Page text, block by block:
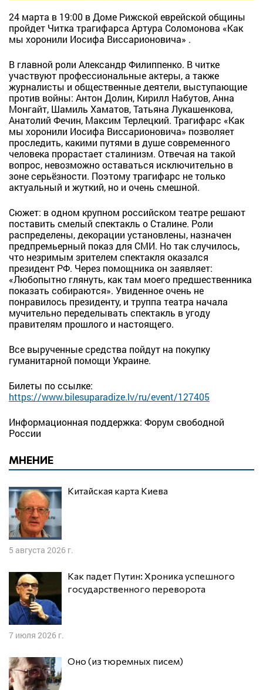
24 марта в 19:00 в Доме Рижской еврейской общины
пройдет Читка трагифарса Артура Соломонова «Как
мы хоронили Иосифа Виссарионовича» .
В главной роли Александр Филиппенко. В читке
участвуют профессиональные актеры, а также
журналисты и общественные деятели, выступающие
против войны: Антон Долин, Кирилл Набутов, Анна
Монгайт, Шамиль Хаматов, Татьяна Лукашенкова,
Анатолий Фечин, Максим Терлецкий. Трагифарс «Как
мы хоронили Иосифа Виссарионовича» позволяет
проследить, какими путями в душе современного
человека прорастает сталинизм. Отвечая на такой
вопрос, невозможно оставаться исключительно в
зоне серьёзности. Поэтому трагифарс не только
актуальный и жуткий, но и очень смешной.
Сюжет: в одном крупном российском театре решают
поставить смелый спектакль о Сталине. Роли
распределены, декорации установлены, назначен
предпремьерный показ для СМИ. Но так случилось,
что незримым зрителем спектакля оказался
президент РФ. Через помощника он заявляет:
«Любопытно глянуть, как там моего предшественника
показать собираются». Увиденное очень не
понравилось президенту, и труппа театра начала
мучительно переделывать спектакль в угоду
правителям прошлого и настоящего.
Все вырученные средства пойдут на покупку
гуманитарной помощи Украине.
Билеты по ссылке:
https://www.bilesuparadize.lv/ru/event/127405
Информационная поддержка: Форум свободной
России
МНЕНИЕ
Китайская карта Киева
5 августа 2026 г.
Как падет Путин: Хроника успешного
государственного переворота
7 июля 2026 г.
Оно (из тюремных писем)